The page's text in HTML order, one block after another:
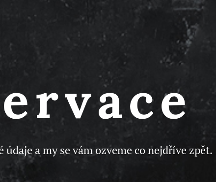
a my se vám ozveme co nejdříve zpět.